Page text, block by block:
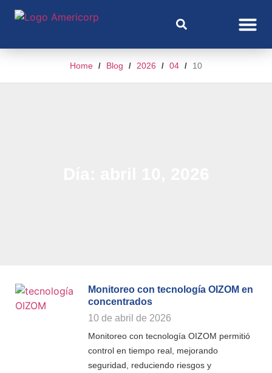
Home / Blog / 2026 / 04 / 10
Monitoreo con tecnología OIZOM en
concentrados
10 de abril de 2026
Monitoreo con tecnología OIZOM permitió
control en tiempo real, mejorando
seguridad, reduciendo riesgos y